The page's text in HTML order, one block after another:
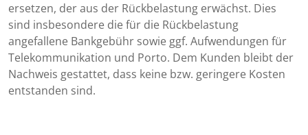
ersetzen, der aus der Rückbelastung erwächst. Dies
sind insbesondere die für die Rückbelastung
angefallene Bankgebühr sowie ggf. Aufwendungen für
Telekommunikation und Porto. Dem Kunden bleibt der
Nachweis gestattet, dass keine bzw. geringere Kosten
entstanden sind.